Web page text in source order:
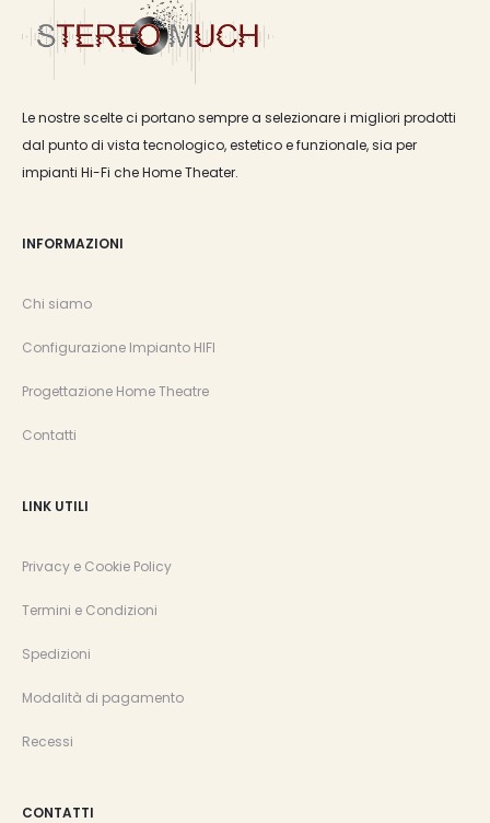
i
m
e
n
t
i
c
a
a
Le nostre scelte ci portano sempre a selezionare i migliori prodotti
dal punto di vista tecnologico, estetico e funzionale, sia per
impianti Hi-Fi che Home Theater.
INFORMAZIONI
Chi siamo
Configurazione Impianto HIFI
Progettazione Home Theatre
Contatti
LINK UTILI
Privacy e Cookie Policy
Termini e Condizioni
Spedizioni
Modalità di pagamento
Recessi
CONTATTI